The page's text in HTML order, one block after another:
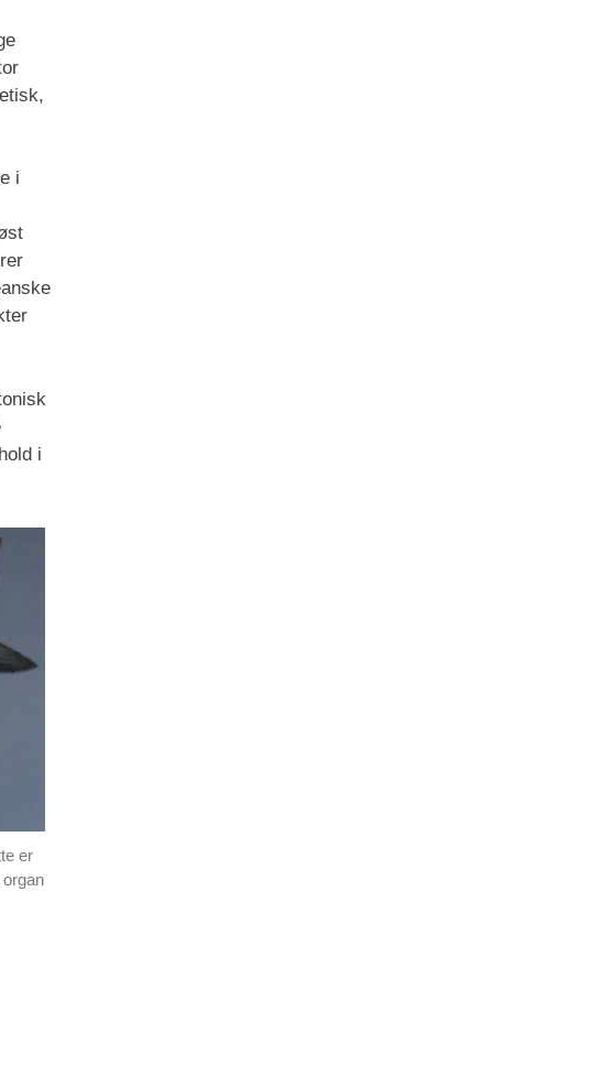
i
i
er